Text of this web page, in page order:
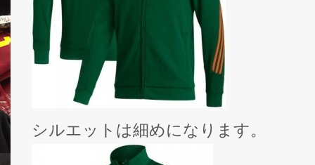
シルエットは細めになります。